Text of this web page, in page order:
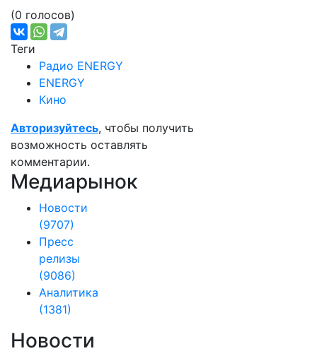
(0 голосов)
Теги
Радио ENERGY
ENERGY
Кино
Авторизуйтесь, чтобы получить
возможность оставлять
комментарии.
Медиарынок
Новости
(9707)
Пресс
релизы
(9086)
Аналитика
(1381)
Новости